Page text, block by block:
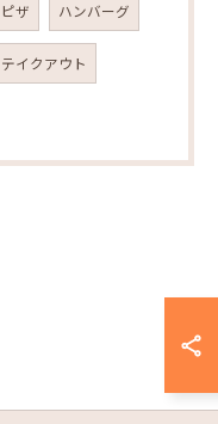
ピザ ハンバーグ
テイクアウト